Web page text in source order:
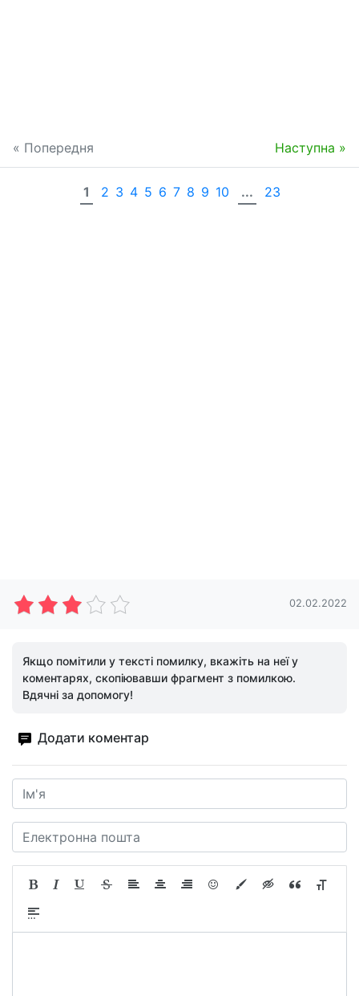
« Попередня Наступна »
1 2 3 4 5 6 7 8 9 10 ... 23
02.02.2022
Якщо помітили у тексті помилку, вкажіть на неї у
коментарях, скопіювавши фрагмент з помилкою.
Вдячні за допомогу!
Додати коментар